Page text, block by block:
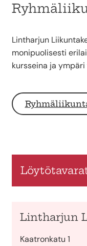
Lintharjun
monipuolisesti
kursseina ja
Lintharjun
Kaatronkatu 1